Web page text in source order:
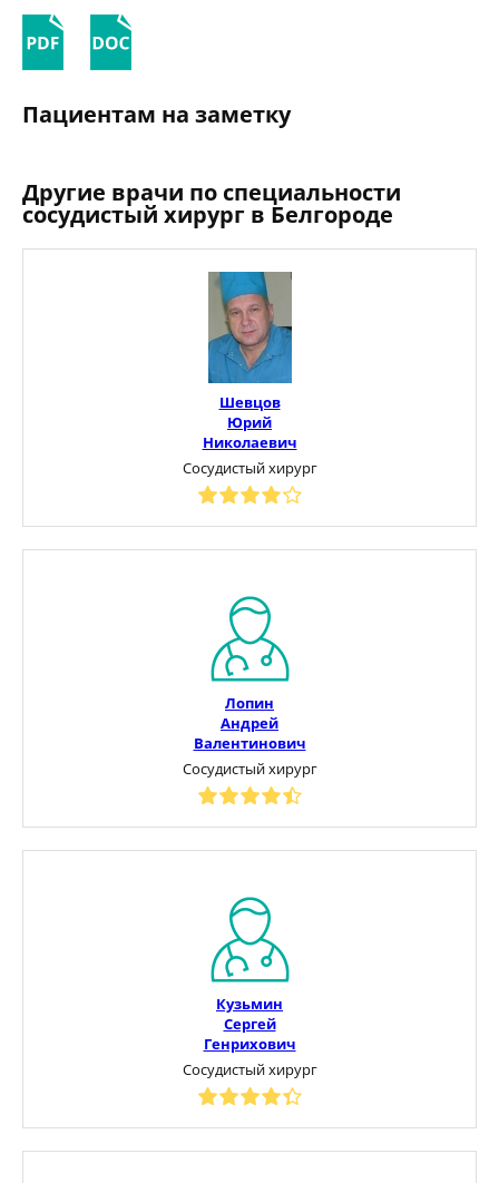
Пациентам на заметку
Другие врачи по специальности
сосудистый хирург в Белгороде
Шевцов
Юрий
Николаевич
Сосудистый хирург
Лопин
Андрей
Валентинович
Сосудистый хирург
Кузьмин
Сергей
Генрихович
Сосудистый хирург